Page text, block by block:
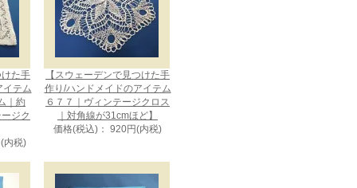
けた手
イテム
｜約
ジク
内税)
【スウェーデンで見つけた手
作り/ハンドメイドのアイテム
６７７｜ヴィンテージクロス
｜対角線が31cmほど】
価格(税込)： 920円(内税)